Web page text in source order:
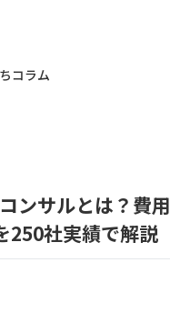
コラム
ンサルとは？費
250社実績で解説